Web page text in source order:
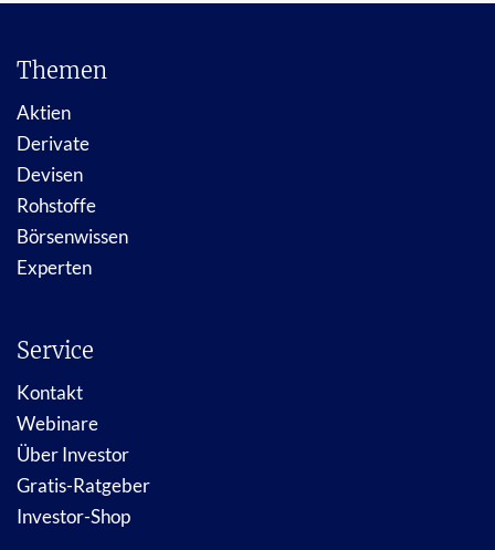
Themen
Aktien
Derivate
Devisen
Rohstoffe
Börsenwissen
Experten
Service
Kontakt
Webinare
Über Investor
Gratis-Ratgeber
Investor-Shop